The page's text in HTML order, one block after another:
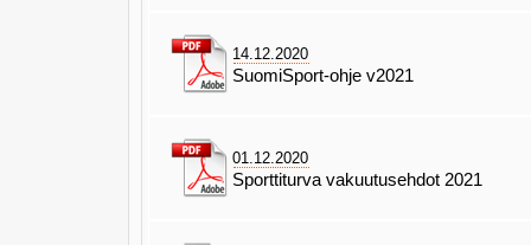
14.12.2020
SuomiSport-ohje v2021
01.12.2020
Sporttiturva vakuutusehdot 2021